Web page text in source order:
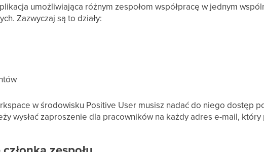
umożliwiająca różnym zespołom współpracę w jednym
Zazwyczaj są to działy:
w środowisku Positive User musisz nadać do niego dostęp
wysłać zaproszenie dla pracowników na każdy adres e-mail,